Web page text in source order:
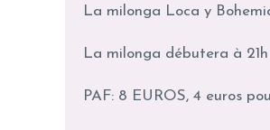
La milonga Loca y
La milonga débutera à
PAF: 8 EUROS, 4 euros